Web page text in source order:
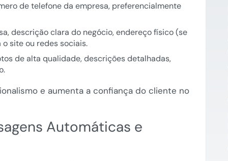
de telefone da empresa, preferencialmente
descrição clara do negócio, endereço físico (se
site ou redes sociais.
de alta qualidade, descrições detalhadas,
e aumenta a confiança do cliente no
Automáticas e